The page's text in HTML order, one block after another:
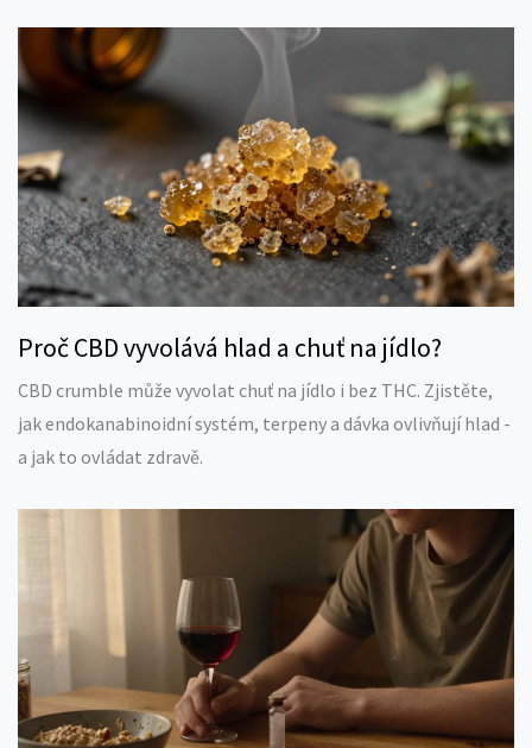
Proč CBD vyvolává hlad a chuť na jídlo?
CBD crumble může vyvolat chuť na jídlo i bez THC. Zjistěte,
jak endokanabinoidní systém, terpeny a dávka ovlivňují hlad -
a jak to ovládat zdravě.